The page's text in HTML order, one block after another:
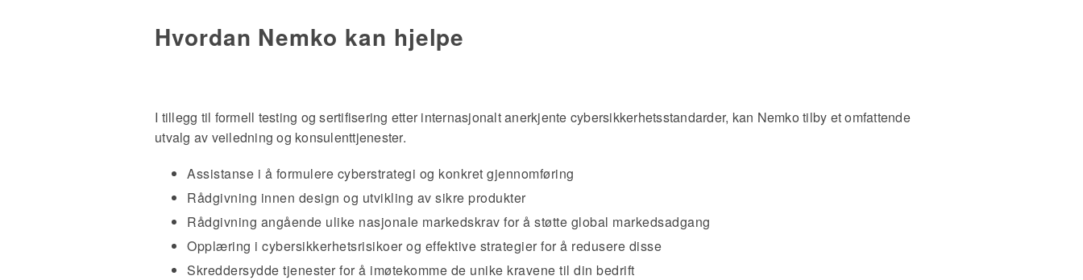
Hvordan Nemko kan hjelpe
I tillegg til formell testing og sertifisering etter internasjonalt anerkjente cybersikkerhetsstandarder, kan Nemko tilby et omfattende
utvalg av veiledning og konsulenttjenester.
Assistanse i å formulere cyberstrategi og konkret gjennomføring
Rådgivning innen design og utvikling av sikre produkter
Rådgivning angående ulike nasjonale markedskrav for å støtte global markedsadgang
Opplæring i cybersikkerhetsrisikoer og effektive strategier for å redusere disse
Skreddersydde tjenester for å imøtekomme de unike kravene til din bedrift